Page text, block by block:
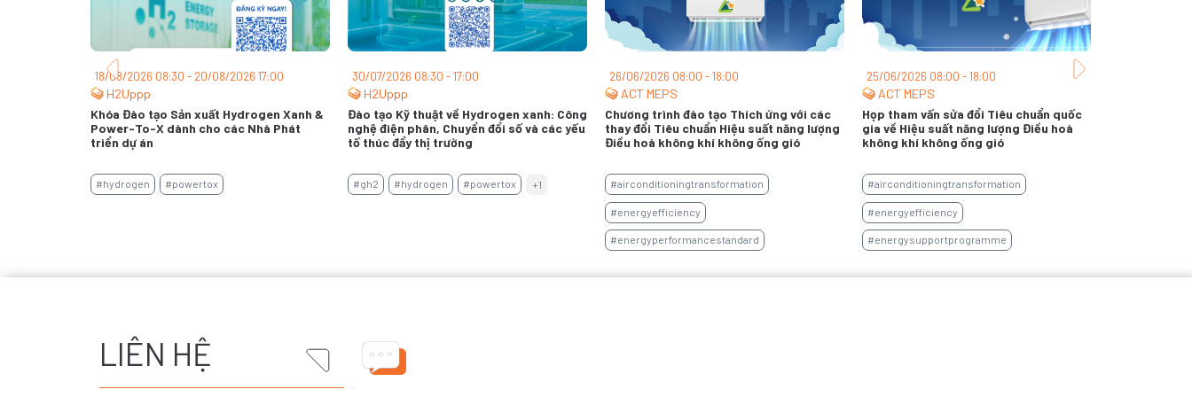
18/08/2026 08:30 - 20/08/2026 17:00
H2Uppp
Khóa Đào tạo Sản xuất Hydrogen Xanh &
Power-To-X dành cho các Nhà Phát
triển dự án
#hydrogen #powertox
30/07/2026 08:30 - 17:00
H2Uppp
Đào tạo Kỹ thuật về Hydrogen xanh: Công
nghệ điện phân, Chuyển đổi số và các yếu
tố thúc đẩy thị trường
#gh2 #hydrogen #powertox +1
26/06/2026 08:00 - 18:00
ACT MEPS
Chương trình đào tạo Thích ứng với các
thay đổi Tiêu chuẩn Hiệu suất năng lượng
Điều hoà không khí không ống gió
#airconditioningtransformation
#energyefficiency
#energyperformancestandard
25/06/2026 08:00 - 18:00
ACT MEPS
Họp tham vấn sửa đổi Tiêu chuẩn quốc
gia về Hiệu suất năng lượng Điều hoà
không khí không ống gió
#airconditioningtransformation
#energyefficiency
#energysupportprogramme
LIÊN HỆ